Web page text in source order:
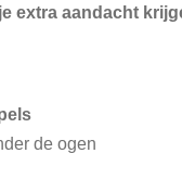
extra aandacht
de ogen